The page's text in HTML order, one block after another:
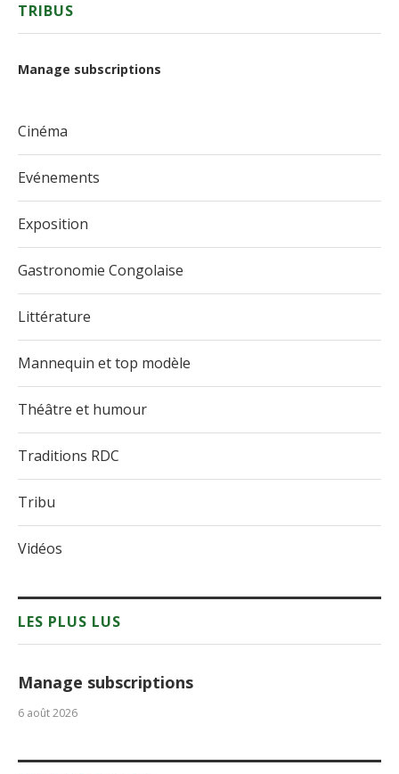
TRIBUS
Manage subscriptions
Cinéma
Evénements
Exposition
Gastronomie Congolaise
Littérature
Mannequin et top modèle
Théâtre et humour
Traditions RDC
Tribu
Vidéos
LES PLUS LUS
Manage subscriptions
6 août 2026